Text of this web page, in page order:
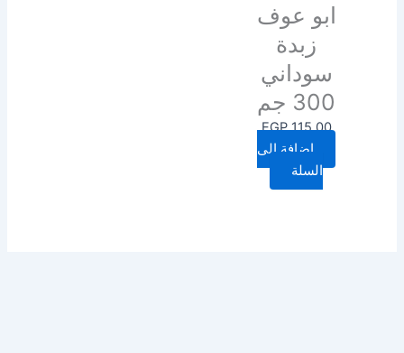
ابو عوف
زبدة
سوداني
300 جم
EGP115.00
إضافة إلى
السلة